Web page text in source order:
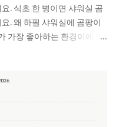
of what
saturated with
. 식초 한 병이면 샤워실 곰
. 왜 하필 샤워실에 곰팡이
가장 좋아하는 환경이에요.
이는 정말 끈질긴 녀석이더
보여요. 검은 점으로 시작해
적을 차지하게 되는 거죠. 곰
. 호흡기 질환이나 알레르